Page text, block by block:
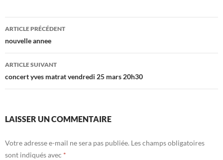
Navigation
des
articles
ARTICLE PRÉCÉDENT
nouvelle annee
ARTICLE SUIVANT
concert yves matrat vendredi 25 mars 20h30
LAISSER UN COMMENTAIRE
Votre adresse e-mail ne sera pas publiée. Les champs obligatoires
sont indiqués avec *